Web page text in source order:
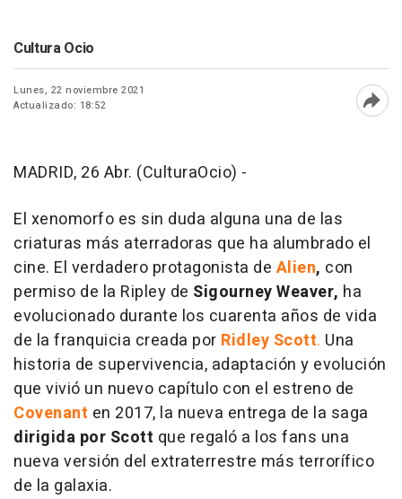
Cultura Ocio
Lunes, 22 noviembre 2021
Actualizado: 18:52
MADRID, 26 Abr. (CulturaOcio) -
El xenomorfo es sin duda alguna una de las
criaturas más aterradoras que ha alumbrado el
cine. El verdadero protagonista de Alien, con
permiso de la Ripley de Sigourney Weaver, ha
evolucionado durante los cuarenta años de vida
de la franquicia creada por Ridley Scott. Una
historia de supervivencia, adaptación y evolución
que vivió un nuevo capítulo con el estreno de
Covenant en 2017, la nueva entrega de la saga
dirigida por Scott que regaló a los fans una
nueva versión del extraterrestre más terrorífico
de la galaxia.